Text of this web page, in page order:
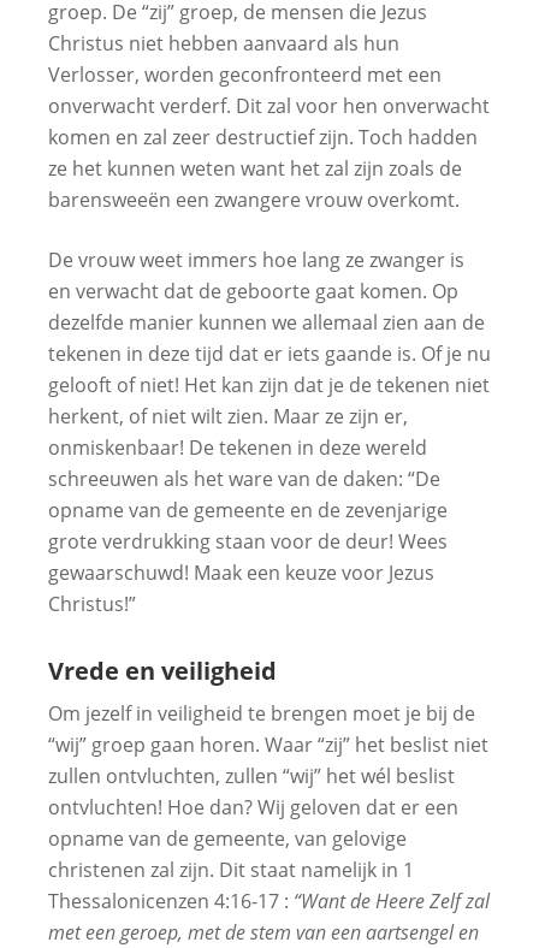
groep. De “zij” groep, de mensen die Jezus
Christus niet hebben aanvaard als hun
Verlosser, worden geconfronteerd met een
onverwacht verderf. Dit zal voor hen onverwacht
komen en zal zeer destructief zijn. Toch hadden
ze het kunnen weten want het zal zijn zoals de
barensweeën een zwangere vrouw overkomt.
De vrouw weet immers hoe lang ze zwanger is
en verwacht dat de geboorte gaat komen. Op
dezelfde manier kunnen we allemaal zien aan de
tekenen in deze tijd dat er iets gaande is. Of je nu
gelooft of niet! Het kan zijn dat je de tekenen niet
herkent, of niet wilt zien. Maar ze zijn er,
onmiskenbaar! De tekenen in deze wereld
schreeuwen als het ware van de daken: “De
opname van de gemeente en de zevenjarige
grote verdrukking staan voor de deur! Wees
gewaarschuwd! Maak een keuze voor Jezus
Christus!”
Vrede en veiligheid
Om jezelf in veiligheid te brengen moet je bij de
“wij” groep gaan horen. Waar “zij” het beslist niet
zullen ontvluchten, zullen “wij” het wél beslist
ontvluchten! Hoe dan? Wij geloven dat er een
opname van de gemeente, van gelovige
christenen zal zijn. Dit staat namelijk in 1
Thessalonicenzen 4:16-17 : “Want de Heere Zelf zal
met een geroep, met de stem van een aartsengel en